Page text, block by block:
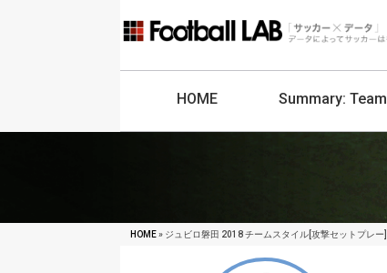
HOME Summary: Team
HOME» ジュビロ磐田 2018 チームスタイル[攻撃セットプレー]